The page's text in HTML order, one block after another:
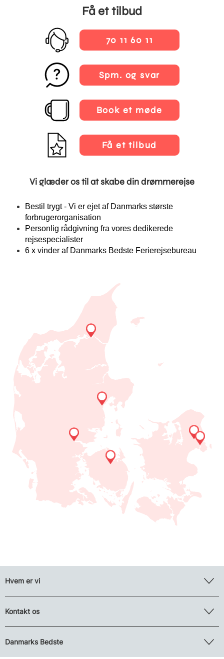
Få et tilbud
70 11 60 11
Spm. og svar
Book et møde
Få et tilbud
Vi glæder os til at skabe din drømmerejse
Bestil trygt - Vi er ejet af Danmarks største
forbrugerorganisation
Personlig rådgivning fra vores dedikerede
rejsespecialister
6 x vinder af Danmarks Bedste Ferierejsebureau
Hvem er vi
Kontakt os
Danmarks Bedste